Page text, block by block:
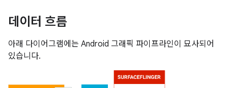
데이터 흐름
아래 다이어그램에는 Android 그래픽 파이프라인이 묘사되어
있습니다.